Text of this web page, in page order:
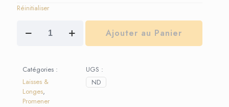
Réinitialiser
Ajouter au Panier
Catégories :
Laisses &
Longes,
Promener
UGS :
ND